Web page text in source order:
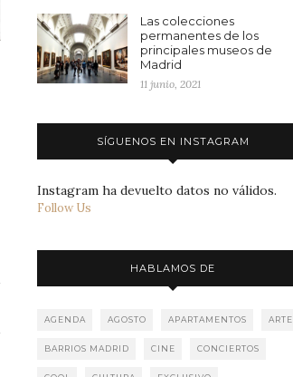
Las colecciones
permanentes de los
principales museos de
Madrid
11 junio, 2021
SÍGUENOS EN INSTAGRAM
Instagram ha devuelto datos no válidos.
Follow Us
HABLAMOS DE
AGENDA AGOSTO APARTAMENTOS ARTE
BARRIOS MADRID CINE CONCIERTOS